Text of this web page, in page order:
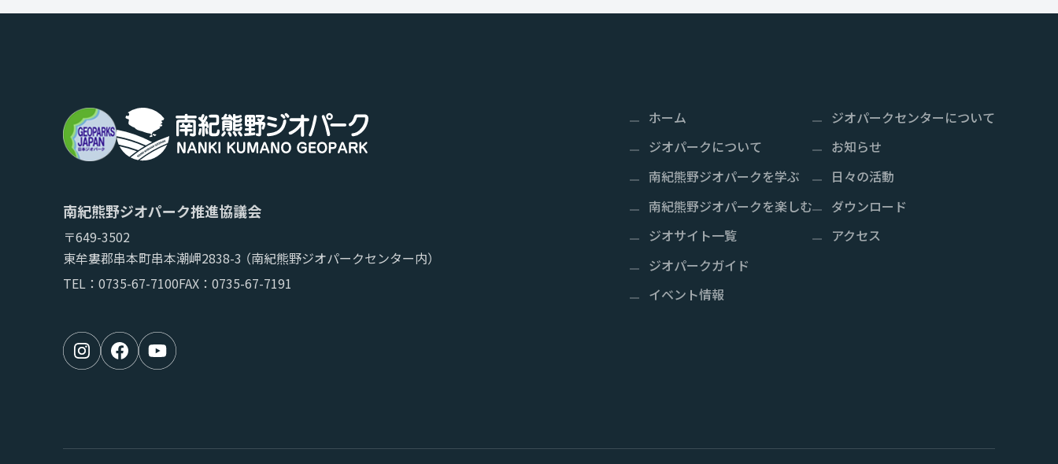
南紀熊野ジオパーク推進協議会
〒649-3502
東牟婁郡串本町串本潮岬2838-3 （南紀熊野ジオパークセンター内）
TEL： 0735-67-7100FAX：0735-67-7191
ホーム
ジオパークについて
南紀熊野ジオパークを学ぶ
南紀熊野ジオパークを楽しむ
ジオサイト一覧
ジオパークガイド
イベント情報
ジオパークセンターについて
お知らせ
日々の活動
ダウンロード
アクセス